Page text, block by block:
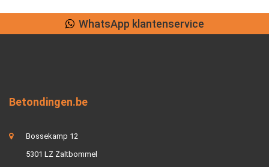
Lage verzendkosten
Betondingen.be
Bossekamp 12
5301 LZ Zaltbommel